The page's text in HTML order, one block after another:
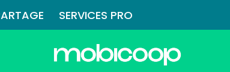
SERVICES PRO